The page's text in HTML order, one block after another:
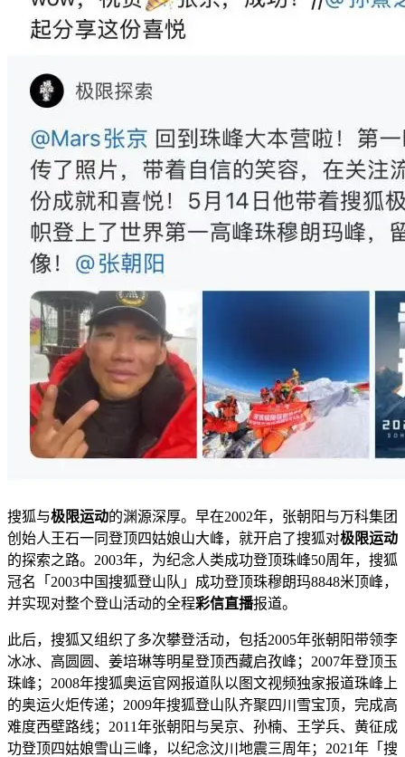
搜狐与极限运动的渊源深厚。早在2002年，张朝阳与万科集团
创始人王石一同登顶四姑娘山大峰，就开启了搜狐对极限运动
的探索之路。2003年，为纪念人类成功登顶珠峰50周年，搜狐
冠名「2003中国搜狐登山队」成功登顶珠穆朗玛8848米顶峰，
并实现对整个登山活动的全程彩信直播报道。
此后，搜狐又组织了多次攀登活动，包括2005年张朝阳带领李
冰冰、高圆圆、姜培琳等明星登顶西藏启孜峰；2007年登顶玉
珠峰；2008年搜狐奥运官网报道队以图文视频独家报道珠峰上
的奥运火炬传递；2009年搜狐登山队齐聚四川雪宝顶，完成高
难度西壁路线；2011年张朝阳与吴京、孙楠、王学兵、黄征成
功登顶四姑娘雪山三峰，以纪念汶川地震三周年；2021年「搜